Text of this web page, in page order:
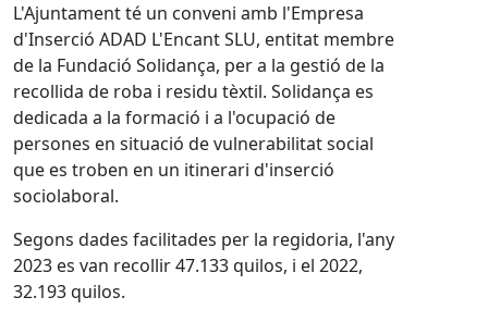
L'Ajuntament té un conveni amb l'Empresa
d'Inserció ADAD L'Encant SLU, entitat membre
de la Fundació Solidança, per a la gestió de la
recollida de roba i residu tèxtil. Solidança es
dedicada a la formació i a l'ocupació de
persones en situació de vulnerabilitat social
que es troben en un itinerari d'inserció
sociolaboral.
Segons dades facilitades per la regidoria, l'any
2023 es van recollir 47.133 quilos, i el 2022,
32.193 quilos.